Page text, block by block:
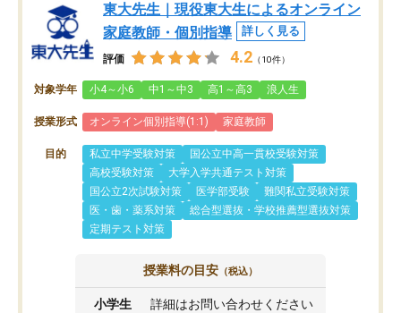
東大先生｜現役東大生によるオンライン
家庭教師・個別指導
詳しく見る
評価 4.2 （10件）
対象学年 小4～小6 中1～中3 高1～高3 浪人生
授業形式 オンライン個別指導(1:1) 家庭教師
目的 私立中学受験対策
国公立中高一貫校受験対策
高校受験対策
大学入学共通テスト対策
国公立2次試験対策
医学部受験
難関私立受験対策
医・歯・薬系対策
総合型選抜・学校推薦型選抜対策
定期テスト対策
授業料の目安 （税込）
小学生 詳細はお問い合わせください